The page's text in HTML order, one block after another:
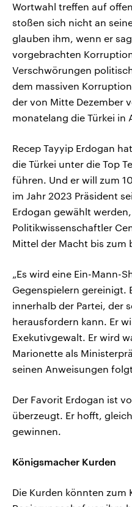
Wortwahl treffen auf
stoßen sich nicht an
glauben ihm, wenn er
vorgebrachten
Verschwörungen
dem massiven
der von Mitte Dezember
monatelang die Türkei in
Recep Tayyip Erdogan
die Türkei unter die Top
führen. Und er will zum
im Jahr 2023 Präsident
Erdogan gewählt
Politikwissenschaftler
Mittel der Macht bis zum
„Es wird eine Ein-Mann-
Gegenspielern gereinigt.
innerhalb der Partei, der
herausfordern kann. Er
Exekutivgewalt. Er wird
Marionette als
seinen Anweisungen
Der Favorit Erdogan ist
überzeugt. Er hofft,
gewinnen.
Königsmacher Kurden
Die Kurden könnten zum